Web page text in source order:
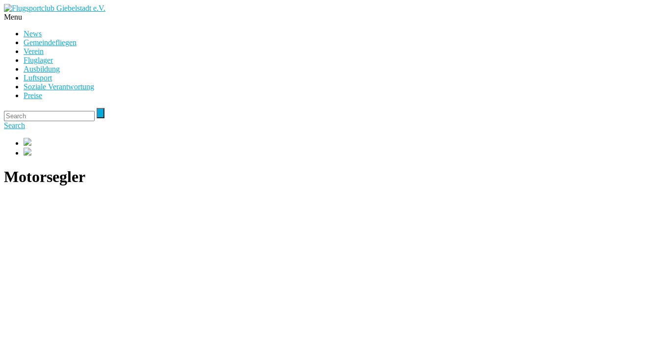
Menu
News
Gemeindefliegen
Verein
Fluglager
Ausbildung
Luftsport
Soziale Verantwortung
Preise
Search
Motorsegler